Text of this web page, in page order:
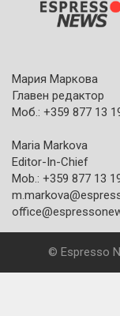
Мария Маркова
Главен редактор
Моб.: +359 877 13
Maria Markova
Editor-In-Chief
Mob.: +359 877 13
© Espresso